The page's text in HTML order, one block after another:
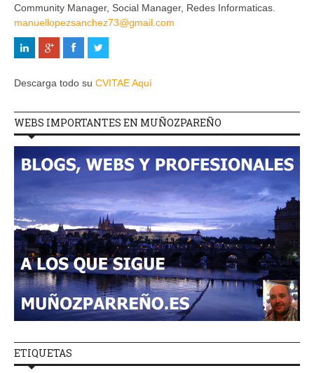
Community Manager, Social Manager, Redes Informaticas.
manuellopezsanchez73@gmail.com
Descarga todo su CVITAE Aquí
WEBS IMPORTANTES EN MUÑOZPAREÑO
ETIQUETAS